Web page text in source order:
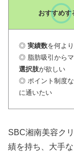
おすすめす
◎ 実績数を何よ
◎ 脂肪吸引から
選択肢が欲しい
◎ ポイント制度
に通いたい
SBC湘南美容ク
績を持ち、大手